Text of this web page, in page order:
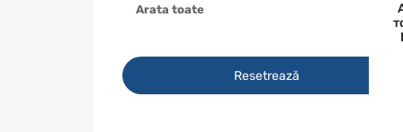
190 mm
305 mm
Arata toate
Resetrează